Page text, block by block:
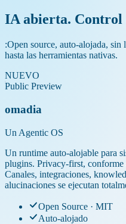
IA abierta. Control
:Open source, auto-alojada,
hasta las herramientas nativas.
NUEVO
Public Preview
omadia
Un Agentic OS
Un runtime auto-alojable para
plugins. Privacy-first,
Canales, integraciones,
alucinaciones se ejecutan
Open Source · MIT
Auto-alojado